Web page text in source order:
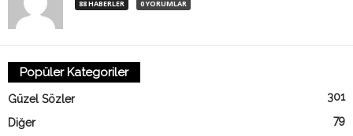
88 HABERLER 0 YORUMLAR
Popüler Kategoriler
Güzel Sözler 301
Diğer 79